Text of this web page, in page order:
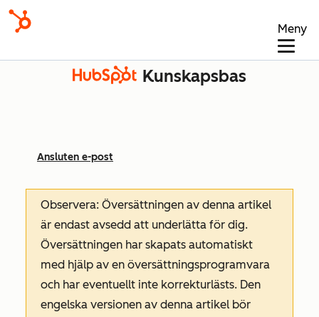
Meny
Kunskapsbas
Ansluten e-post
Observera: Översättningen av denna artikel
är endast avsedd att underlätta för dig.
Översättningen har skapats automatiskt
med hjälp av en översättningsprogramvara
och har eventuellt inte korrekturlästs. Den
engelska versionen av denna artikel bör